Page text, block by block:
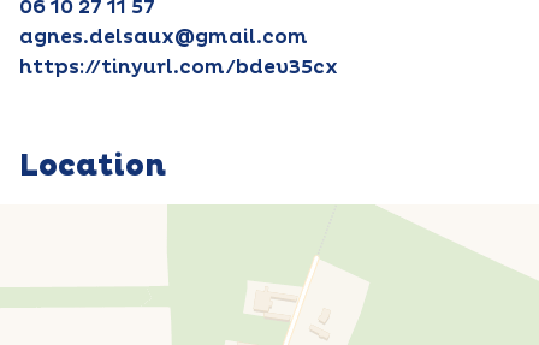
06 10 27 11 57
agnes.delsaux@gmail.com
https://tinyurl.com/bdev35cx
Location